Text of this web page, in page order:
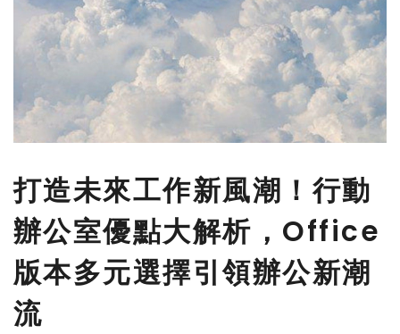
刊登
打造未來工作新風潮！行動
辦公室優點大解析，Office
版本多元選擇引領辦公新潮
流